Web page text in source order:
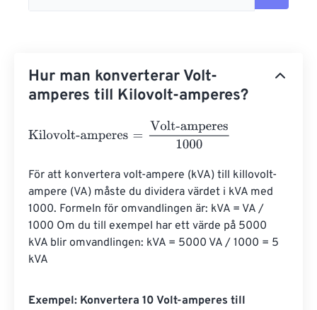
Hur man konverterar Volt-
amperes till Kilovolt-amperes?
Kilovolt-amperes Volt-amperes1000
För att konvertera volt-ampere (kVA) till killovolt-
ampere (VA) måste du dividera värdet i kVA med
1000. Formeln för omvandlingen är: kVA = VA /
1000 Om du till exempel har ett värde på 5000
kVA blir omvandlingen: kVA = 5000 VA / 1000 = 5
kVA
Exempel: Konvertera 10 Volt-amperes till